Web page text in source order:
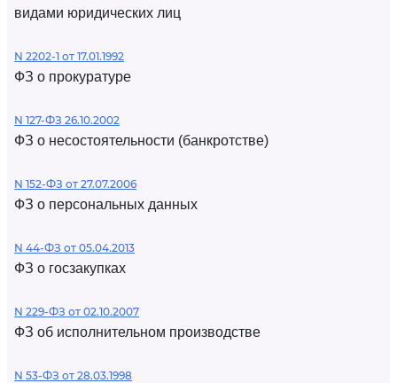
видами юридических лиц
N 2202-1 от 17.01.1992
ФЗ о прокуратуре
N 127-ФЗ 26.10.2002
ФЗ о несостоятельности (банкротстве)
N 152-ФЗ от 27.07.2006
ФЗ о персональных данных
N 44-ФЗ от 05.04.2013
ФЗ о госзакупках
N 229-ФЗ от 02.10.2007
ФЗ об исполнительном производстве
N 53-ФЗ от 28.03.1998